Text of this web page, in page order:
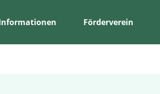
Förderverein